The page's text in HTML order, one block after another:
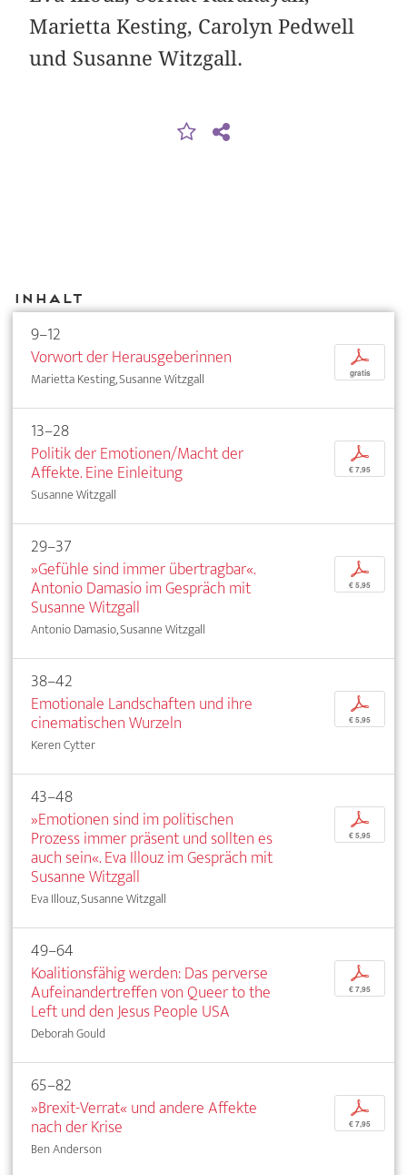
Marietta Kesting, Carolyn Pedwell
und Susanne Witzgall.
Inhalt
9–12
Vorwort der Herausgeberinnen
Marietta Kesting, Susanne Witzgall
p
gratis
13–28
Politik der Emotionen/Macht der
Affekte. Eine Einleitung
Susanne Witzgall
p
€ 7,95
29–37
»Gefühle sind immer übertragbar«.
Antonio Damasio im Gespräch mit
Susanne Witzgall
Antonio Damasio, Susanne Witzgall
p
€ 5,95
38–42
Emotionale Landschaften und ihre
cinematischen Wurzeln
Keren Cytter
p
€ 5,95
43–48
»Emotionen sind im politischen
Prozess immer präsent und sollten es
auch sein«. Eva Illouz im Gespräch mit
Susanne Witzgall
Eva Illouz, Susanne Witzgall
p
€ 5,95
49–64
Koalitionsfähig werden: Das perverse
Aufeinandertreffen von Queer to the
Left und den Jesus People USA
Deborah Gould
p
€ 7,95
65–82
»Brexit-Verrat« und andere Affekte
nach der Krise
Ben Anderson
p
€ 7,95